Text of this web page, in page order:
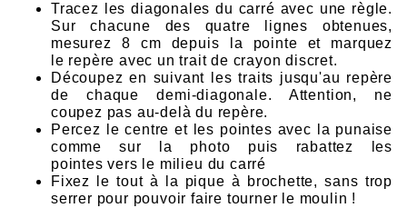
Tracez les diagonales d u carré avec une règ le.
Sur chacune des quatre lignes obtenues,
mesurez 8 cm depuis la pointe et marquez
le repère avec un trait de crayon discret.
Découpez en suivant les traits jusqu'au repère
de chaque demi-diagonale. Attention,
ne
coupez pas au-delà du repère.
Percez le centre et les pointes avec
la punaise
comme sur la photo puis rabattez les
pointes vers le milieu du carré
Fixez
le tout à la pique à brochette, sans trop
serrer pour pouvoir faire tourner le moulin !